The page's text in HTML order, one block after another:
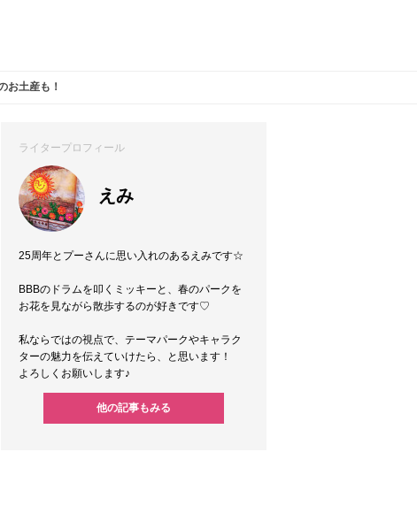
お土産も！
ライタープロフィール
えみ
25周年とプーさんに思い入れのあるえみです☆
BBBのドラムを叩くミッキーと、春のパークを
お花を見ながら散歩するのが好きです♡
私ならではの視点で、テーマパークやキャラク
ターの魅力を伝えていけたら、と思います！
よろしくお願いします♪
他の記事もみる